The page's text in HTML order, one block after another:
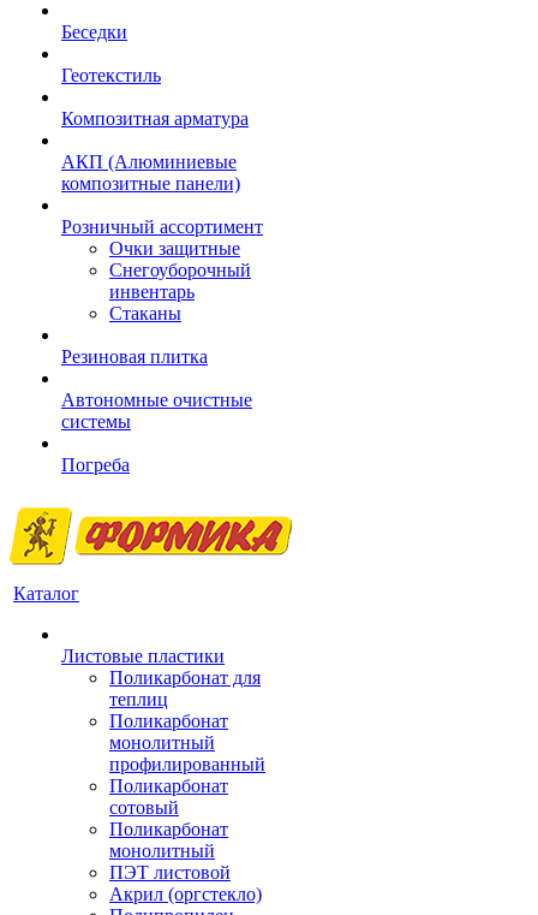
Беседки
Геотекстиль
Композитная арматура
АКП (Алюминиевые
композитные панели)
Розничный ассортимент
Очки защитные
Снегоуборочный
инвентарь
Стаканы
Резиновая плитка
Автономные очистные
системы
Погреба
Каталог
Листовые пластики
Поликарбонат для
теплиц
Поликарбонат
монолитный
профилированный
Поликарбонат
сотовый
Поликарбонат
монолитный
ПЭТ листовой
Акрил (оргстекло)